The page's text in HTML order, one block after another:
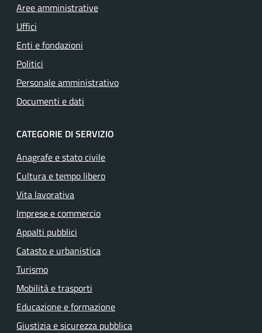
Aree amministrative
Uffici
Enti e fondazioni
Politici
Personale amministrativo
Documenti e dati
CATEGORIE DI SERVIZIO
Anagrafe e stato civile
Cultura e tempo libero
Vita lavorativa
Imprese e commercio
Appalti pubblici
Catasto e urbanistica
Turismo
Mobilità e trasporti
Educazione e formazione
Giustizia e sicurezza pubblica